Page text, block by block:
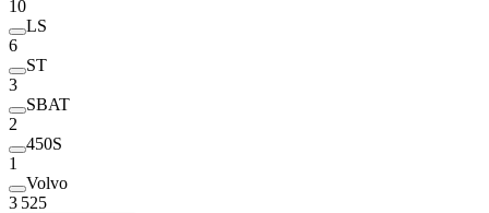
10
LS
6
ST
3
SBAT
2
450S
1
Volvo
3 525